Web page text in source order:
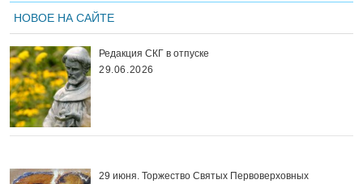
НОВОЕ НА САЙТЕ
Редакция СКГ в отпуске
29.06.2026
29 июня. Торжество Святых Первоверховных